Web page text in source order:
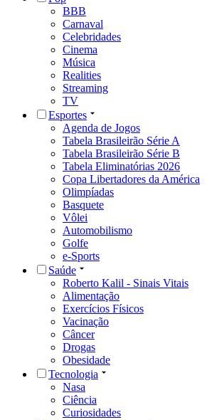
BBB
Carnaval
Celebridades
Cinema
Música
Realities
Streaming
TV
Esportes
Agenda de Jogos
Tabela Brasileirão Série A
Tabela Brasileirão Série B
Tabela Eliminatórias 2026
Copa Libertadores da América
Olimpíadas
Basquete
Vôlei
Automobilismo
Golfe
e-Sports
Saúde
Roberto Kalil - Sinais Vitais
Alimentação
Exercícios Físicos
Vacinação
Câncer
Drogas
Obesidade
Tecnologia
Nasa
Ciência
Curiosidades